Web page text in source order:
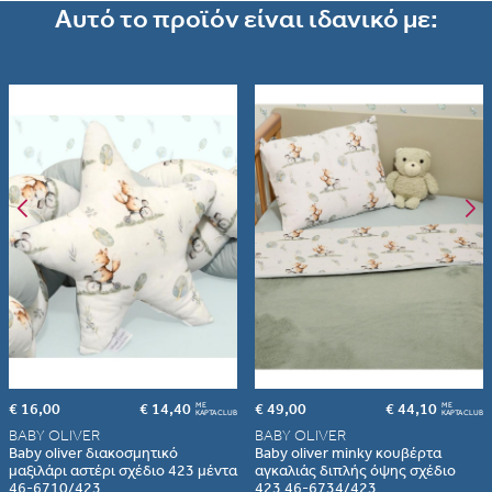
Αυτό το προϊόν είναι ιδανικό με:
€ 16,00 € 14,40 ME
ΚΑΡΤΑ CLUB
BABY OLIVER
Baby oliver διακοσμητικό
μαξιλάρι αστέρι σχέδιο 423 μέντα
46-6710/423
€ 49,00 € 44,10 ME
ΚΑΡΤΑ CLUB
BABY OLIVER
Baby oliver minky κουβέρτα
αγκαλιάς διπλής όψης σχέδιο
423 46-6734/423
Albania Armenia
εδώ